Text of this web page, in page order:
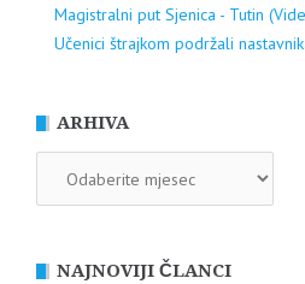
Magistralni put Sjenica - Tutin
Učenici štrajkom podržali
ARHIVA
NAJNOVIJI ČLANCI